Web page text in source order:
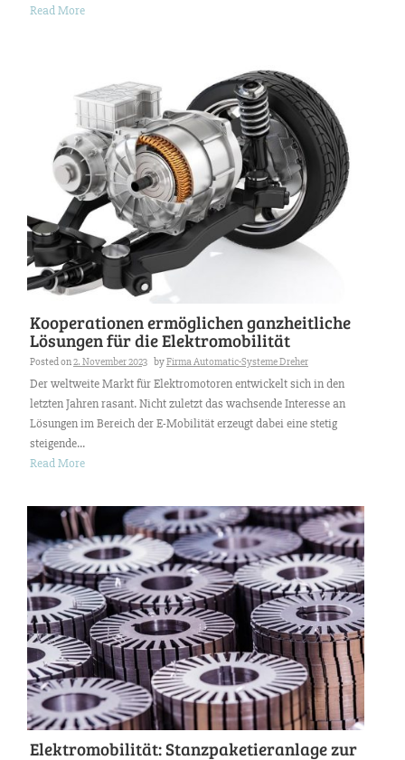
Read More
Kooperationen ermöglichen ganzheitliche
Lösungen für die Elektromobilität
Posted on2. November 2023 byFirma Automatic-Systeme Dreher
Der weltweite Markt für Elektromotoren entwickelt sich in den
letzten Jahren rasant. Nicht zuletzt das wachsende Interesse an
Lösungen im Bereich der E-Mobilität erzeugt dabei eine stetig
steigende...
Read More
Elektromobilität: Stanzpaketieranlage zur